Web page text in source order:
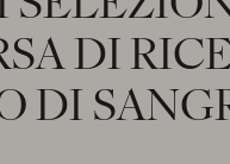
DI
DI